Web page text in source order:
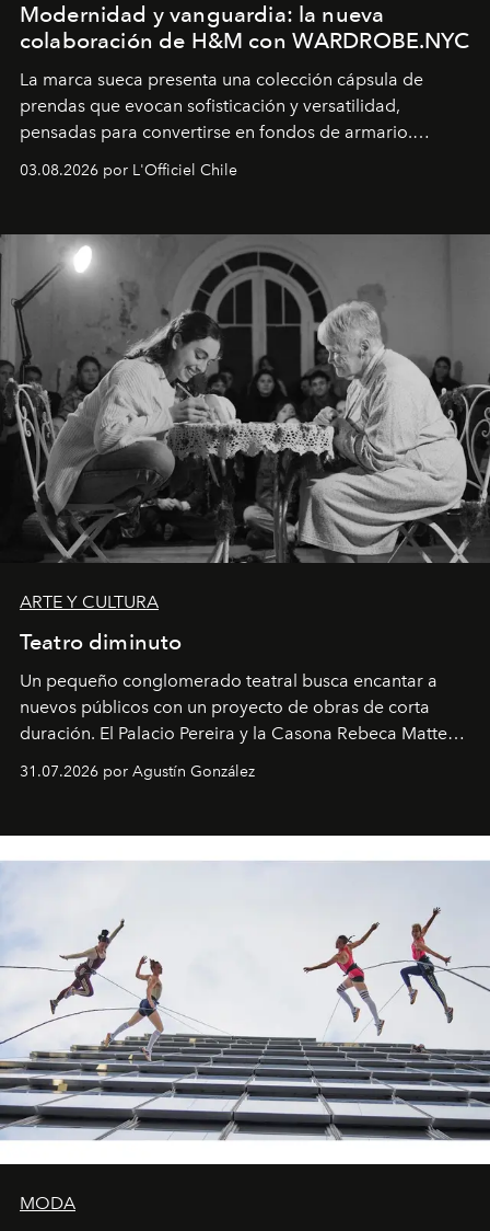
Modernidad y vanguardia: la nueva
colaboración de H&M con WARDROBE.NYC
La marca sueca presenta una colección cápsula de
prendas que evocan sofisticación y versatilidad,
pensadas para convertirse en fondos de armario.
Disponible en Chile desde el 6 de agosto.
03.08.2026 por L'Officiel Chile
ARTE Y CULTURA
Teatro diminuto
Un pequeño conglomerado teatral busca encantar a
nuevos públicos con un proyecto de obras de corta
duración. El Palacio Pereira y la Casona Rebeca Matte
son algunos de los lugares que han albergado estas
miniobras. Sus puestas en escena son limpias; ponen el
31.07.2026 por Agustín González
MODA